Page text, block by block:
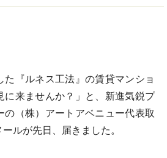
た『ルネス工法』の賃貸マンショ
に来ませんか？」と、新進気鋭プ
の（株）アートアベニュー代表取
ルが先日、届きました。